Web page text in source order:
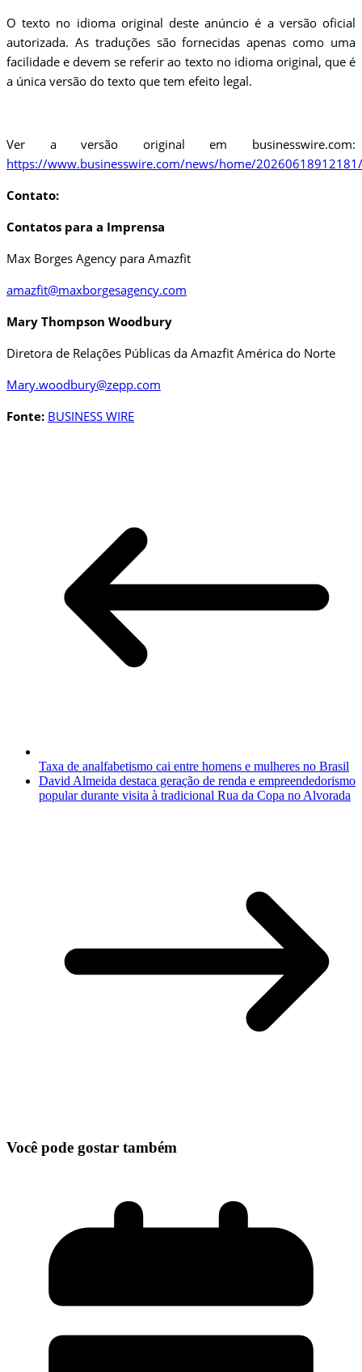
O texto no idioma original deste anúncio é a versão oficial
autorizada. As traduções são fornecidas apenas como uma
facilidade e devem se referir ao texto no idioma original, que é
a única versão do texto que tem efeito legal.
Ver a versão original em businesswire.com:
https://www.businesswire.com/news/home/
Contato:
Contatos para a Imprensa
Max Borges Agency para Amazfit
amazfit@maxborgesagency.com
Mary Thompson Woodbury
Diretora de Relações Públicas da Amazfit América do Norte
Mary.woodbury@zepp.com
Fonte: BUSINESS WIRE
Taxa de analfabetismo cai entre homens e mulheres no Brasil
David Almeida destaca geração de renda e empreendedorismo
popular durante visita à tradicional Rua da Copa no Alvorada
Você pode gostar também